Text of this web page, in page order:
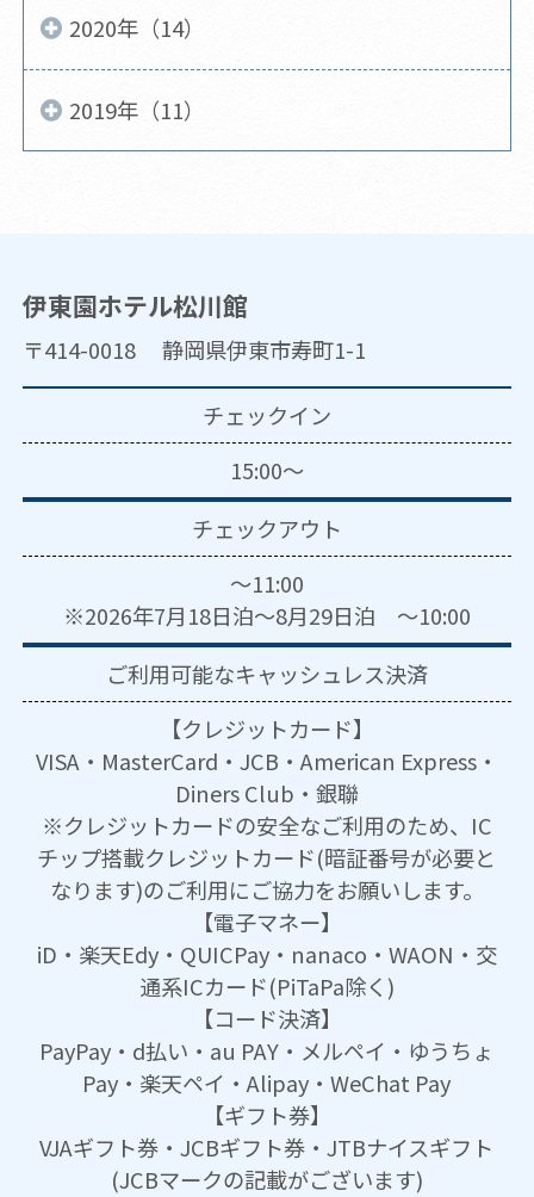
2020年（14）
2019年（11）
伊東園ホテル松川館
〒414-0018 静岡県伊東市寿町1-1
チェックイン
15:00～
チェックアウト
～11:00
※2026年7月18日泊～8月29日泊 ～10:00
ご利用可能なキャッシュレス決済
【クレジットカード】
VISA・MasterCard・JCB・American Express・
Diners Club・銀聯
※クレジットカードの安全なご利用のため、IC
チップ搭載クレジットカード(暗証番号が必要と
なります)のご利用にご協力をお願いします。
【電子マネー】
iD・楽天Edy・QUICPay・nanaco・WAON・交
通系ICカード(PiTaPa除く)
【コード決済】
PayPay・d払い・au PAY・メルペイ・ゆうちょ
Pay・楽天ペイ・Alipay・WeChat Pay
【ギフト券】
VJAギフト券・JCBギフト券・JTBナイスギフト
(JCBマークの記載がございます)